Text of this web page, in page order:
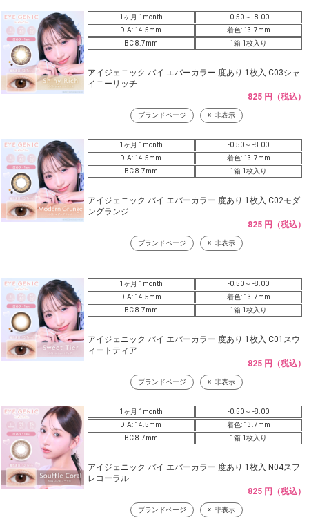
1ヶ月 1month
-0.50～ -8.00
DIA: 14.5mm
着色: 13.7mm
BC 8.7mm
1箱 1枚入り
アイジェニック バイ エバーカラー 度あり 1枚入 C03シャ
イニーリッチ
825 円（税込）
ブランドページ 非表示
1ヶ月 1month
-0.50～ -8.00
DIA: 14.5mm
着色: 13.7mm
BC 8.7mm
1箱 1枚入り
アイジェニック バイ エバーカラー 度あり 1枚入 C02モダ
ングランジ
825 円（税込）
ブランドページ 非表示
1ヶ月 1month
-0.50～ -8.00
DIA: 14.5mm
着色: 13.7mm
BC 8.7mm
1箱 1枚入り
アイジェニック バイ エバーカラー 度あり 1枚入 C01スウ
ィートティア
825 円（税込）
ブランドページ 非表示
1ヶ月 1month
-0.50～ -8.00
DIA: 14.5mm
着色: 13.7mm
BC 8.7mm
1箱 1枚入り
アイジェニック バイ エバーカラー 度あり 1枚入 N04スフ
レコーラル
825 円（税込）
ブランドページ 非表示